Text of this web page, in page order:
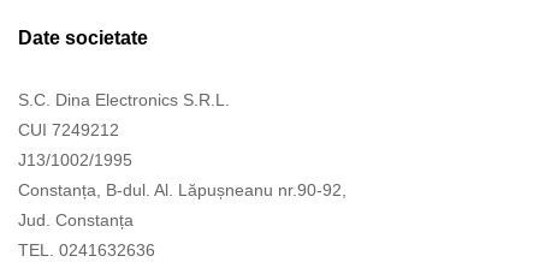
Date societate
S.C. Dina Electronics S.R.L.
CUI 7249212
J13/1002/1995
Constanța, B-dul. Al. Lăpușneanu nr.90-92,
Jud. Constanța
TEL. 0241632636